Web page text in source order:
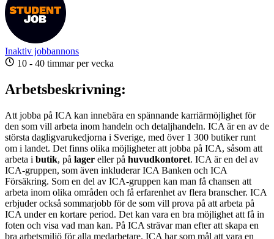
Inaktiv jobbannons
10 - 40 timmar per vecka
Arbetsbeskrivning:
Att jobba på ICA kan innebära en spännande karriärmöjlighet för
den som vill arbeta inom handeln och detaljhandeln. ICA är en av de
största dagligvarukedjorna i Sverige, med över 1 300 butiker runt
om i landet. Det finns olika möjligheter att jobba på ICA, såsom att
arbeta i butik, på lager eller på huvudkontoret. ICA är en del av
ICA-gruppen, som även inkluderar ICA Banken och ICA
Försäkring. Som en del av ICA-gruppen kan man få chansen att
arbeta inom olika områden och få erfarenhet av flera branscher. ICA
erbjuder också sommarjobb för de som vill prova på att arbeta på
ICA under en kortare period. Det kan vara en bra möjlighet att få in
foten och visa vad man kan. På ICA strävar man efter att skapa en
bra arbetsmiljö för alla medarbetare. ICA har som mål att vara en